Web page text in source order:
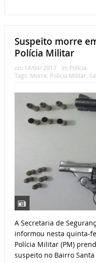
Suspeito morre
Polícia Militar
on: 14/04/ 2017 In: Polícia
Tags: Morre Polícia Militar,
A Secretaria de
informou nesta quinta-
Polícia Militar (PM)
suspeito no Bairro